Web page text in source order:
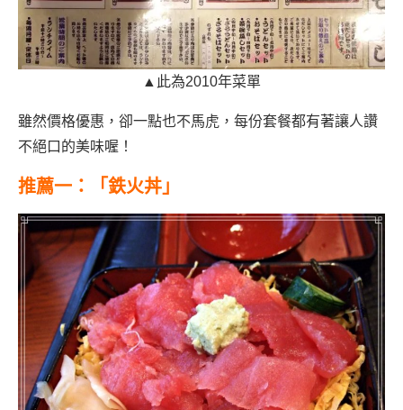
▲此為2010年菜單
雖然價格優惠，卻一點也不馬虎，每份套餐都有著讓人讚
不絕口的美味喔！
推薦一：「鉄火丼」